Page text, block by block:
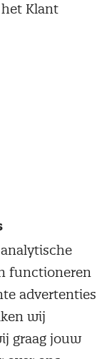
Klant
functioneren
advertenties
wij
graag jouw